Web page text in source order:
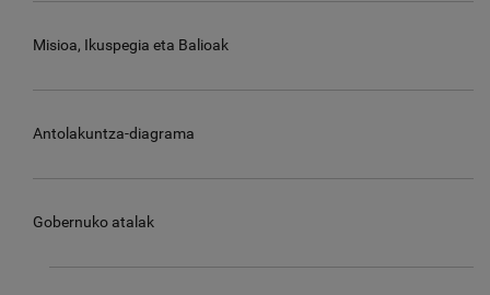
Misioa, Ikuspegia eta Balioak
Antolakuntza-diagrama
Gobernuko atalak